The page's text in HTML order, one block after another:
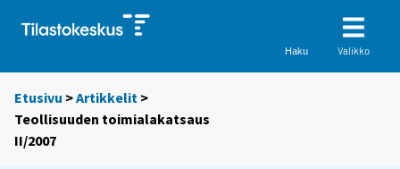
Haku Valikko
Etusivu >Artikkelit >
Teollisuuden toimialakatsaus
II/2007